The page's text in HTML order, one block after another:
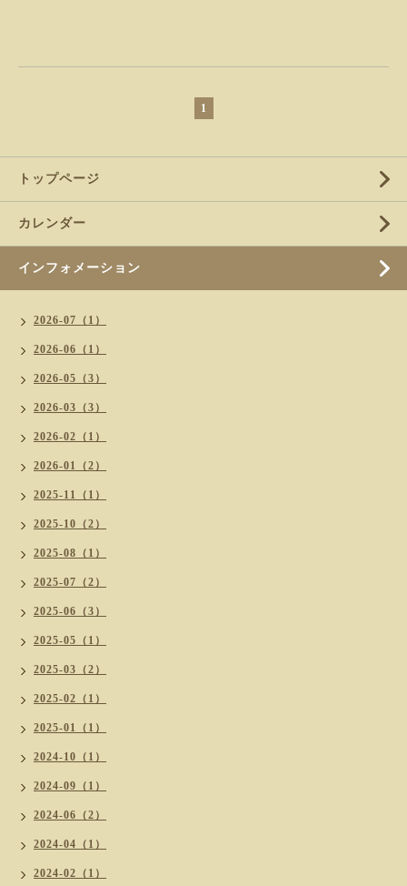
1
トップページ
カレンダー
インフォメーション
2026-07（1）
2026-06（1）
2026-05（3）
2026-03（3）
2026-02（1）
2026-01（2）
2025-11（1）
2025-10（2）
2025-08（1）
2025-07（2）
2025-06（3）
2025-05（1）
2025-03（2）
2025-02（1）
2025-01（1）
2024-10（1）
2024-09（1）
2024-06（2）
2024-04（1）
2024-02（1）